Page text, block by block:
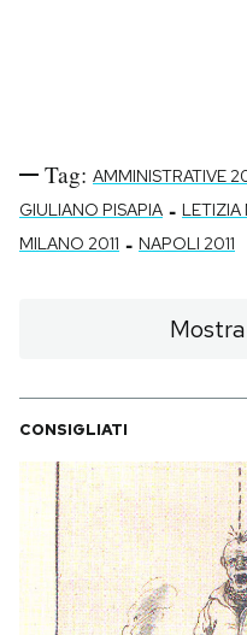
Tag: AMMINISTRATIVE
GIULIANO PISAPIA - LETIZIA
MILANO 2011 - NAPOLI 2011
CONSIGLIATI